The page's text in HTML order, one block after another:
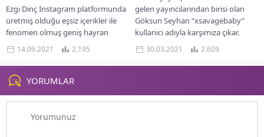
Ezgi Dinç Instagram platformunda
üretmiş olduğu eşsiz içerikler ile
fenomen olmuş geniş hayran
kitlelerini ulaşmıştır. Sempatik
denin yanı sıra güzelliğiyle...
14.09.2021 2.195
gelen yayıncılarından birisi olan
Göksun Seyhan “xsavagebaby”
kullanıcı adıyla karşımıza çıkar.
Sevimli tavırları ve insanlarla
iletişiminden...
30.03.2021 2.609
YORUMLAR